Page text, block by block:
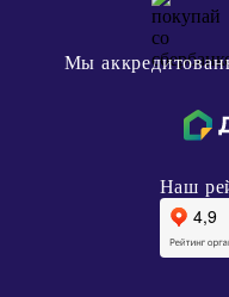
Мы
Наш